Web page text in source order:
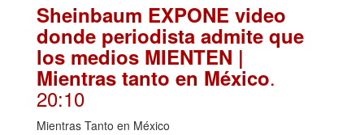
Sheinbaum EXPONE video
donde periodista admite que
los medios MIENTEN |
Mientras tanto en México.
20:10
Mientras Tanto en México